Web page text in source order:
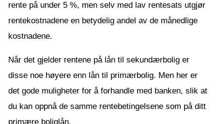
rente på under 5 %, men selv med lav rentesats utgjør
rentekostnadene en betydelig andel av de månedlige
kostnadene.
Når det gjelder rentene på lån til sekundærbolig er
disse noe høyere enn lån til primærbolig. Men her er
det gode muligheter for å forhandle med banken, slik at
du kan oppnå de samme rentebetingelsene som på ditt
primære boliglån.